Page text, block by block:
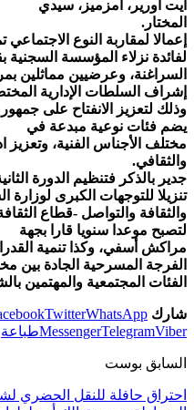
أيت أورير، أمزميز، سيدي
المختار.
إعمالا لمقاربة النوع
لفائدة نزلاء المؤسسة السجنية
السراغنة، وعرضيين مماثلين
إشراف السلطات الإدارية
وذلك لتعزيز الانفتاح على
يضم فئات نوعية مبدعة في
مختلف الأجناس الفنية،
والثقافي.
جدير بالذكر فتنظيم الدورة
تنزيلا للتوجهات الكبرى لوزارة
والثقافة والتواصل -قطاع
لتصبح موعدا سنويا قارا بجهة
مراكش أسفي، وكذا تنمية
الفرجة المسرحية الجادة بين
الفئات المجتمعية والمهتمين
شارك TwitterWhatsApp
MessengerTelegramViber طباعة
السابق بوست
احتراق حافلة للنقل الحضري